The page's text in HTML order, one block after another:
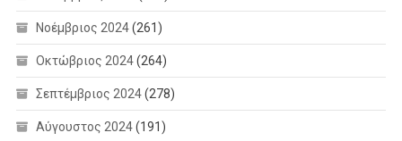
Νοέμβριος 2024(261)
Οκτώβριος 2024(264)
Σεπτέμβριος 2024(278)
Αύγουστος 2024(191)